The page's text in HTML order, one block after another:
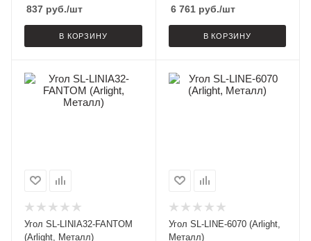
837 руб./шт
В КОРЗИНУ
6 761руб./шт
В КОРЗИНУ
Угол SL-LINIA32-FANTOM
(Arlight, Металл)
Угол SL-LINE-6070 (Arlight,
Металл)